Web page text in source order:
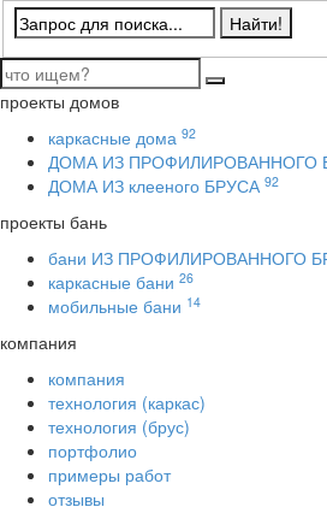
проекты домов
каркасные дома 92
ДОМА ИЗ ПРОФИЛИРОВАННОГО
ДОМА ИЗ клееного БРУСА 92
проекты бань
бани ИЗ ПРОФИЛИРОВАННОГО
каркасные бани 26
мобильные бани 14
компания
компания
технология (каркас)
технология (брус)
портфолио
примеры работ
отзывы